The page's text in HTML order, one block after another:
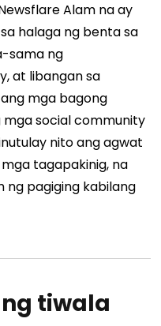
Alam naay
halaga ng benta sa
sama ng
at libangan sa
mga bagong
mga social community
nito ang agwat
tagapakinig, na
pagiging kabilang
tiwala